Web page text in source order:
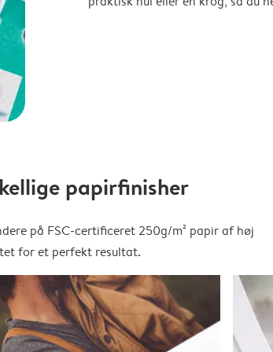
papirfinisher
på FSC-certificeret 250g/m² papir af høj
for et perfekt resultat.